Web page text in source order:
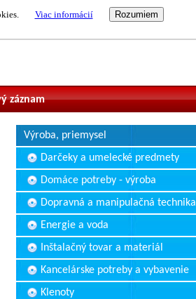
Viac informácií
záznam
Výroba, priemysel
Darčeky a umelecké predmety
Domáce potreby - výroba
Dopravná a manipulačná technika
Energie a voda
Inštalačný tovar a materiál
Kancelárske potreby a vybavenie
Klenoty